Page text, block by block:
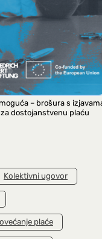
– brošura s
dostojanstvenu plaću
Kolektivni ugovor
plaće